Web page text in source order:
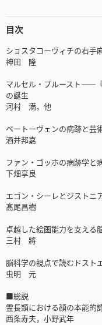
目次
ショスタコーヴィチの右手
神田 隆
マルセル・プルースト――
の誕生
河村 満，他
ベートーヴェンの病跡と芸
酒井邦嘉
ファン・ゴッホの病跡学と
下畑享良
エゴン・シーレとジストニ
髙尾昌樹
卓越した絵画能力を支える
三村 將
脳科学の視点で読むドスト
虫明 元
■総説
霊長類における顔の本能的
西条寿夫，小野武年